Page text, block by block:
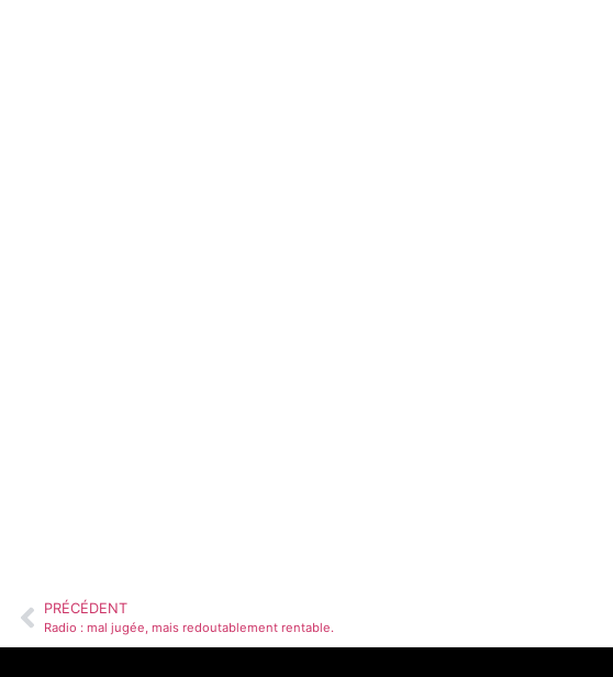
PRÉCÉDENT
Radio : mal jugée, mais redoutablement rentable.